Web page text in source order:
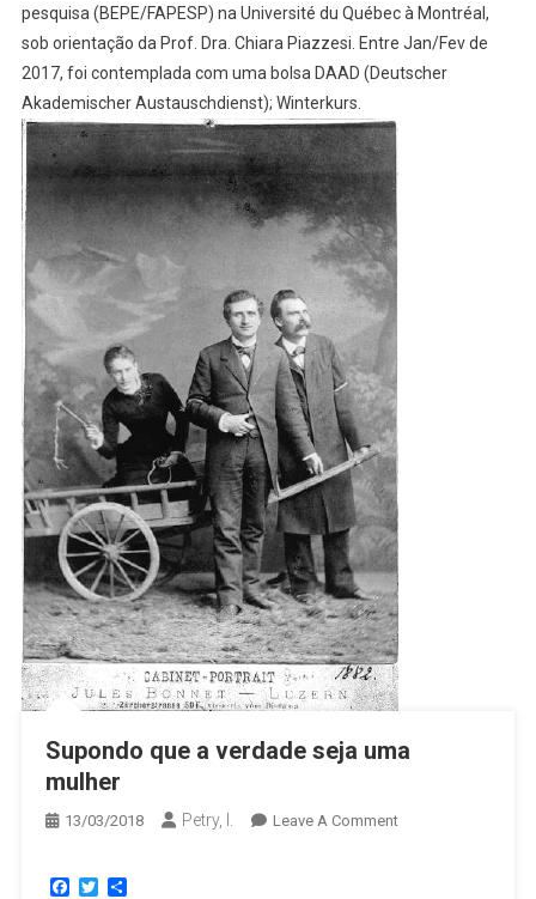
pesquisa (BEPE/FAPESP) na Université du Québec à Montréal,
sob orientação da Prof. Dra. Chiara Piazzesi. Entre Jan/Fev de
2017, foi contemplada com uma bolsa DAAD (Deutscher
Akademischer Austauschdienst); Winterkurs.
Supondo que a verdade seja uma
mulher
13/03/2018 Petry, I. Leave A Comment
Facebook
TwitterShare